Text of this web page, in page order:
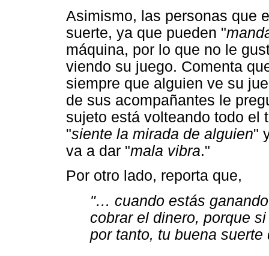
Asimismo, las personas que
suerte, ya que pueden "
máquina, por lo que no le
viendo su juego. Comenta
siempre que alguien ve su
de sus acompañantes le
sujeto está volteando todo el
"siente la mirada de alguien"
va a dar "mala vibra."
Por otro lado, reporta que,
"… cuando estás
cobrar el dinero, porque
por tanto, tu buena suerte